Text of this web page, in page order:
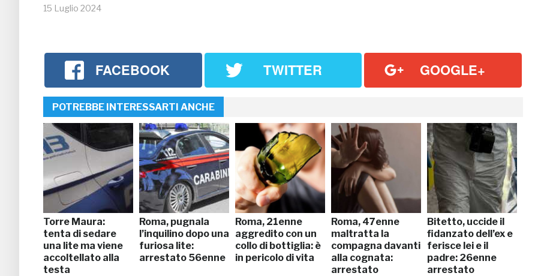
15 Luglio 2024
FACEBOOK TWITTER GOOGLE+
POTREBBE INTERESSARTI ANCHE
Torre Maura:
tenta di sedare
una lite ma viene
accoltellato alla
testa
Roma, pugnala
l’inquilino dopo una
furiosa lite:
arrestato 56enne
Roma, 21enne
aggredito con un
collo di bottiglia: è
in pericolo di vita
Roma, 47enne
maltratta la
compagna davanti
alla cognata:
arrestato
Bitetto, uccide il
fidanzato dell’ex e
ferisce lei e il
padre: 26enne
arrestato